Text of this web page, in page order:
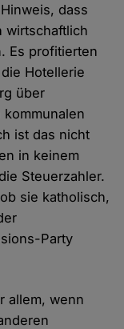
dass
wirtschaftlich
Es profitierten
Hotellerie
über
ist das nicht
in keinem
Steuerzahler.
sie katholisch,
Party
allem, wenn